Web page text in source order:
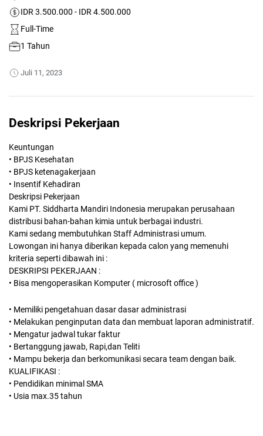
IDR 3.500.000 - IDR 4.500.000
Full-Time
1 Tahun
Juli 11, 2023
Deskripsi Pekerjaan
Keuntungan
• BPJS Kesehatan
• BPJS ketenagakerjaan
• Insentif Kehadiran
Deskripsi Pekerjaan
Kami PT. Siddharta Mandiri Indonesia merupakan perusahaan
distribusi bahan-bahan kimia untuk berbagai industri.
Kami sedang membutuhkan Staff Administrasi umum.
Lowongan ini hanya diberikan kepada calon yang memenuhi
kriteria seperti dibawah ini :
DESKRIPSI PEKERJAAN :
• Bisa mengoperasikan Komputer ( microsoft office )
• Memiliki pengetahuan dasar dasar administrasi
• Melakukan penginputan data dan membuat laporan administratif.
• Mengatur jadwal tukar faktur
• Bertanggung jawab, Rapi,dan Teliti
• Mampu bekerja dan berkomunikasi secara team dengan baik.
KUALIFIKASI :
• Pendidikan minimal SMA
• Usia max.35 tahun